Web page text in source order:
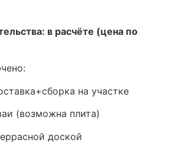
в расчёте (цена по
на участке
(возможна плита)
доской